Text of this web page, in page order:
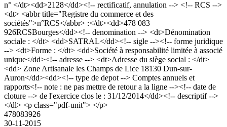
n° </dt><dd>2128</dd><!-- rectificatif, annulation --> <!-- RCS -->
<dt> <abbr title="Registre du commerce et des
sociétés">n°RCS</abbr> :</dt><dd>478 083
926RCSBourges</dd><!-- denomination --> <dt>Dénomination
sociale : </dt> <dd>SATRAL</dd><!-- sigle --><!-- forme juridique
--> <dt>Forme : </dt> <dd>Société à responsabilité limitée à associé
unique</dd><!-- adresse --> <dt>Adresse du siège social : </dt>
<dd> Zone Artisanale les Champs de Lice 18130 Dun-sur-
Auron</dd><dd><!-- type de depot --> Comptes annuels et
rapports<!-- note : ne pas mettre de retour a la ligne --><!-- date de
cloture --> de l'exercice clos le : 31/12/2014</dd><!-- descriptif -->
</dl> <p class="pdf-unit"> </p>
478083926
30-11-2015